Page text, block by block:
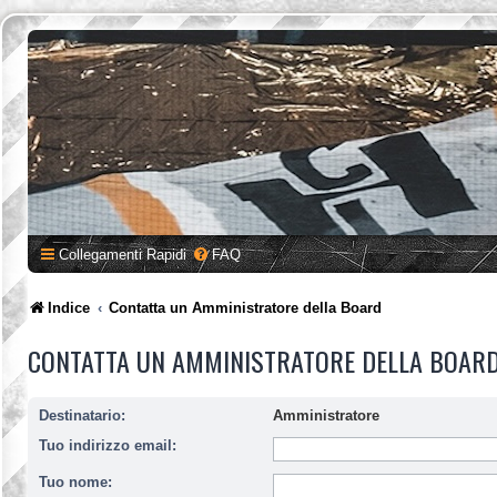
Collegamenti Rapidi FAQ
Indice Contatta un Amministratore della Board
CONTATTA UN AMMINISTRATORE DELLA
Destinatario:
Amministratore
Tuo indirizzo email:
Tuo nome: